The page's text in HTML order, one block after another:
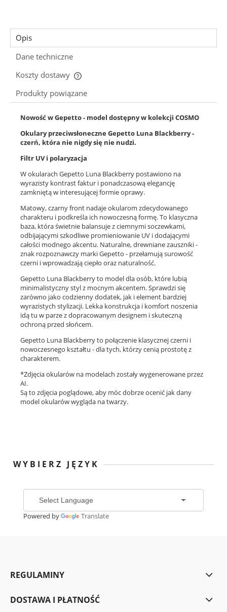
Opis
Dane techniczne
Koszty dostawy
Cena nie zawiera ewentualnych kosztów płatności
Produkty powiązane
Nowość w Gepetto - model dostępny w kolekcji COSMO
Okulary przeciwsłoneczne Gepetto Luna Blackberry -
czerń, która nie nigdy się nie nudzi.
Filtr UV i polaryzacja
W okularach Gepetto Luna Blackberry postawiono na
wyrazisty kontrast faktur i ponadczasową elegancję
zamkniętą w interesującej formie oprawy.
Matowy, czarny front nadaje okularom zdecydowanego
charakteru i podkreśla ich nowoczesną formę. To klasyczna
baza, która świetnie balansuje z ciemnymi soczewkami,
odbijającymi szkodliwe promieniowanie UV i dodającymi
całości modnego akcentu. Naturalne, drewniane zauszniki -
znak rozpoznawczy marki Gepetto - przełamują surowość
czerni i wprowadzają ciepło oraz naturalność.
Gepetto Luna Blackberry to model dla osób, które lubią
minimalistyczny styl z mocnym akcentem. Sprawdzi się
zarówno jako codzienny dodatek, jak i element bardziej
wyrazistych stylizacji. Lekka konstrukcja i komfort noszenia
idą tu w parze z dopracowanym designem i skuteczną
ochroną przed słońcem.
Gepetto Luna Blackberry to połączenie klasycznej czerni i
nowoczesnego kształtu - dla tych, którzy cenią prostotę z
charakterem.
*Zdjęcia okularów na modelach zostały wygenerowane przez
AI.
Są to zdjęcia poglądowe, aby móc dobrze ocenić jak dany
model okularów wygląda na twarzy.
WYBIERZ JĘZYK
Powered by Translate
REGULAMINY
DOSTAWA I PŁATNOŚĆ